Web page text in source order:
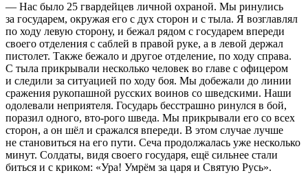
— Нас было 25 гвардейцев личной охраной. Мы ринулись
за государем, окружая его с дух сторон и с тыла. Я возглавлял
по ходу левую сторону, и бежал рядом с государем впереди
своего отделения с саблей в правой руке, а в левой держал
пистолет. Также бежало и другое отделение, по ходу справа.
С тыла прикрывали несколько человек во главе с офицером
и следили за ситуацией по ходу боя. Мы добежали до линии
сражения рукопашной русских воинов со шведскими. Наши
одолевали неприятеля. Государь бесстрашно ринулся в бой,
поразил одного, вто-рого шведа. Мы прикрывали его со всех
сторон, а он шёл и сражался впереди. В этом случае лучше
не становиться на его пути. Сеча продолжалась уже несколько
минут. Солдаты, видя своего государя, ещё сильнее стали
биться и с криком: «Ура! Умрём за царя и Святую Русь».